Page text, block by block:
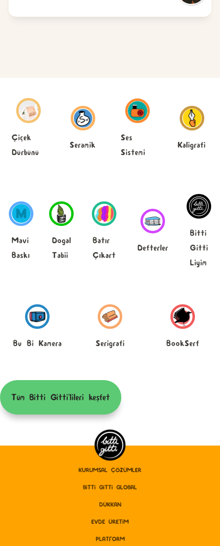
Çiçek
Dürbünü
Seramik
Ses
Sistemi
Kaligrafi
Mavi
Baskı
Dogal
Tabii
Batır
Çıkart
Defterler
Bitti
Gitti
Liyim
Bu Bi Kamera Serigrafi BookSerf
Tüm Bitti Gitti'lileri keşfet
KURUMSAL ÇÖZÜMLER
BITTI GITTI GLOBAL
DÜKKAN
EVDE ÜRETİM
PLATFORM